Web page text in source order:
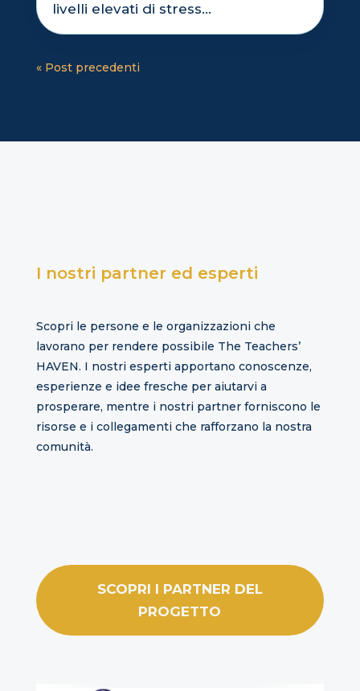
livelli elevati di stress...
« Post precedenti
I nostri partner ed esperti
Scopri le persone e le organizzazioni che
lavorano per rendere possibile The Teachers’
HAVEN. I nostri esperti apportano conoscenze,
esperienze e idee fresche per aiutarvi a
prosperare, mentre i nostri partner forniscono le
risorse e i collegamenti che rafforzano la nostra
comunità.
SCOPRI I PARTNER DEL
PROGETTO